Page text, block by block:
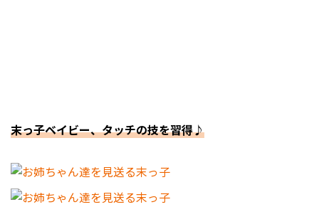
末っ子ベイビー、タッチの技を習得♪